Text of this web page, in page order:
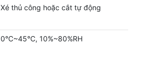
Xé thủ công hoặc cắt tự động
0°C~45°C, 10%~80%RH